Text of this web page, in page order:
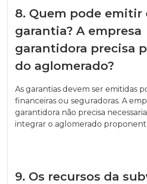
8. Quem pode emitir
garantia? A empresa
garantidora precisa
do aglomerado?
As garantias devem ser emitidas
financeiras ou seguradoras. A
garantidora não precisa
integrar o aglomerado
9. Os recursos da